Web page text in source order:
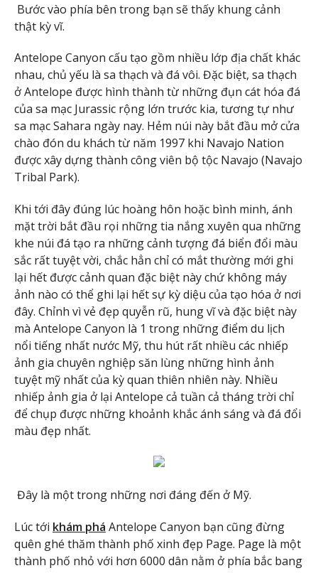
Bước vào phía bên trong bạn sẽ thấy khung cảnh
thật kỳ vĩ.
Antelope Canyon cấu tạo gồm nhiều lớp địa chất khác
nhau, chủ yếu là sa thạch và đá vôi. Đặc biệt, sa thạch
ở Antelope được hình thành từ những đụn cát hóa đá
của sa mạc Jurassic rộng lớn trước kia, tương tự như
sa mạc Sahara ngày nay. Hẻm núi này bắt đầu mở cửa
chào đón du khách từ năm 1997 khi Navajo Nation
được xây dựng thành công viên bộ tộc Navajo (Navajo
Tribal Park).
Khi tới đây đúng lúc hoàng hôn hoặc bình minh, ánh
mặt trời bắt đầu rọi những tia nắng xuyên qua những
khe núi đá tạo ra những cảnh tượng đá biển đổi màu
sắc rất tuyệt vời, chắc hẳn chỉ có mắt thường mới ghi
lại hết được cảnh quan đặc biệt này chứ không máy
ảnh nào có thể ghi lại hết sự kỳ diệu của tạo hóa ở nơi
đây. Chỉnh vì vẻ đẹp quyễn rũ, hung vĩ và đặc biệt này
mà Antelope Canyon là 1 trong những điểm du lịch
nổi tiếng nhất nước Mỹ, thu hút rất nhiều các nhiếp
ảnh gia chuyên nghiệp săn lùng những hình ảnh
tuyệt mỹ nhất của kỳ quan thiên nhiên này. Nhiều
nhiếp ảnh gia ở lại Antelope cả tuần cả tháng trời chỉ
để chụp được những khoảnh khắc ánh sáng và đá đổi
màu đẹp nhất.
Đây là một trong những nơi đáng đến ở Mỹ.
Lúc tới khám phá Antelope Canyon bạn cũng đừng
quên ghé thăm thành phố xinh đẹp Page. Page là một
thành phố nhỏ với hơn 6000 dân nằm ở phía bắc bang